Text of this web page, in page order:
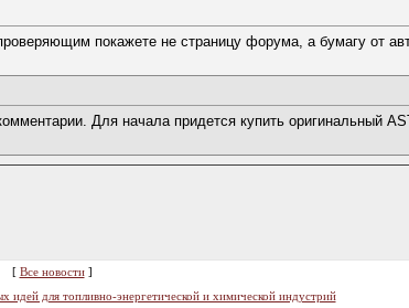
покажете не страницу форума, а бумагу от
Для начала придется купить оригинальный
Все новости]
для топливно-энергетической и химической индустрий